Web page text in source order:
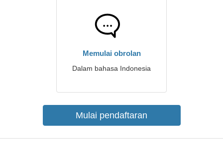
Memulai obrolan
Dalam bahasa Indonesia
Mulai pendaftaran